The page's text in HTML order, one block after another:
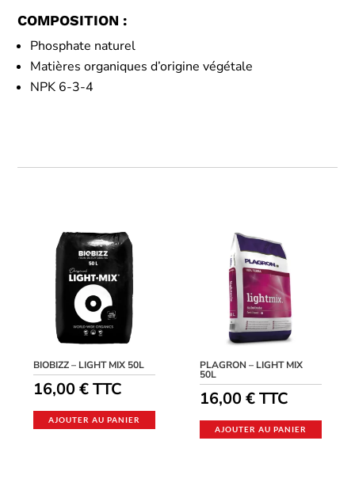
COMPOSITION :
Phosphate naturel
Matières organiques d’origine végétale
NPK 6-3-4
BIOBIZZ – LIGHT MIX 50L
16,00€ TTC
AJOUTER AU PANIER
PLAGRON – LIGHT MIX
50L
16,00€TTC
AJOUTER AU PANIER